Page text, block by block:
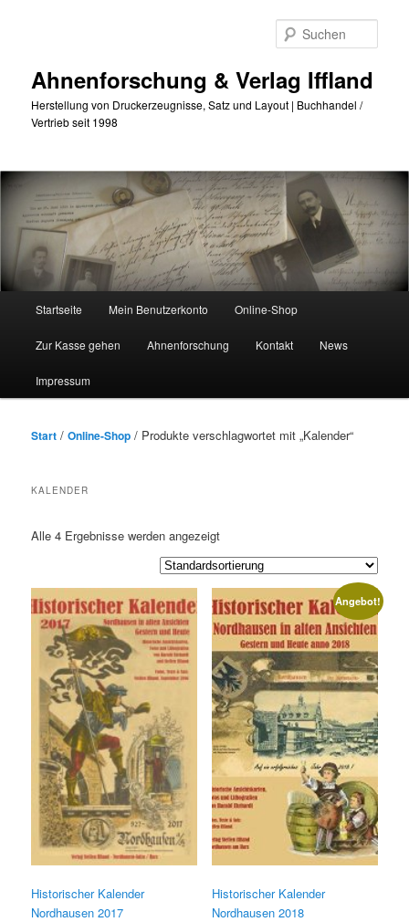
Ahnenforschung & Verlag Iffland
Herstellung von Druckerzeugnisse, Satz und Layout | Buchhandel /
Vertrieb seit 1998
Startseite Mein Benutzerkonto Online-Shop
Zur Kasse gehen Ahnenforschung Kontakt News
Impressum
Start /Online-Shop / Produkte verschlagwortet mit „Kalender“
KALENDER
Alle 4 Ergebnisse werden angezeigt
Historischer Kalender
Nordhausen 2017
Angebot!
Historischer Kalender
Nordhausen 2018